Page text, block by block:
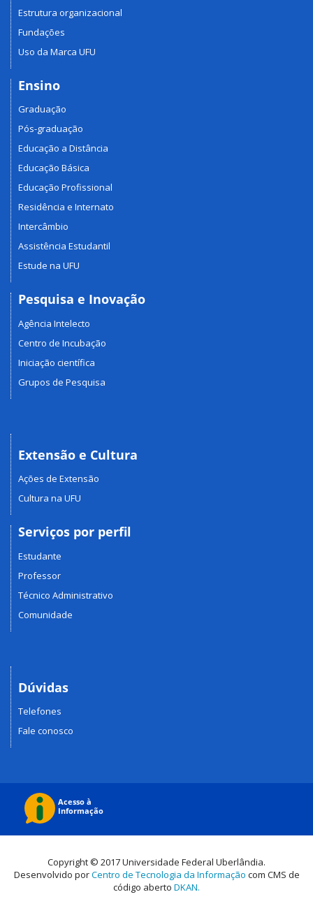
Estrutura organizacional
Fundações
Uso da Marca UFU
Ensino
Graduação
Pós-graduação
Educação a Distância
Educação Básica
Educação Profissional
Residência e Internato
Intercâmbio
Assistência Estudantil
Estude na UFU
Pesquisa e Inovação
Agência Intelecto
Centro de Incubação
Iniciação científica
Grupos de Pesquisa
Extensão e Cultura
Ações de Extensão
Cultura na UFU
Serviços por perfil
Estudante
Professor
Técnico Administrativo
Comunidade
Dúvidas
Telefones
Fale conosco
Copyright © 2017 Universidade Federal Uberlândia.
Desenvolvido porCentro de Tecnologia da Informação com CMS de
código aberto DKAN.